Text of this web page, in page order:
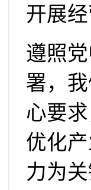
开展
遵照
署，
心要
优化
力为